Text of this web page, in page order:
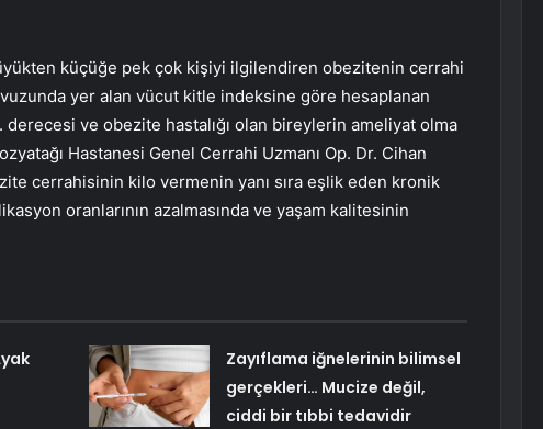
küçüğe pek çok kişiyi ilgilendiren obezitenin cerrahi
yer alan vücut kitle indeksine göre hesaplanan
ve obezite hastalığı olan bireylerin ameliyat olma
Hastanesi Genel Cerrahi Uzmanı Op. Dr. Cihan
cerrahisinin kilo vermenin yanı sıra eşlik eden kronik
oranlarının azalmasında ve yaşam kalitesinin
Zayıflama iğnelerinin bilimsel
gerçekleri… Mucize değil,
ciddi bir tıbbi tedavidir